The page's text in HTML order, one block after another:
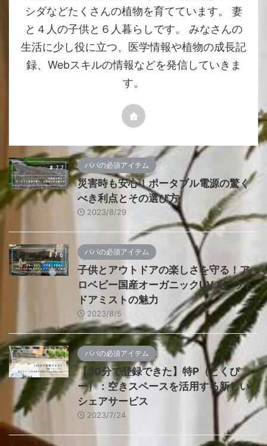
シダなどたくさんの植物を育てています。 妻
と４人の子供と６人暮らしです。 みなさんの
生活に少し役に立つ、医学情報や植物の成長記
録、Webスキルの情報などを発信していきま
す。
パパの必須アイテム
災害時も安心！ポータブル電源の驚く
べき利点とその選び方
2023/8/29
パパの必須アイテム
子供とアウトドアの楽しさを守る！ア
ロベビー国産オーガニックUV &アウト
ドアミストの魅力
2023/8/5
パパの必須アイテム
【30分で登録できた】特P（とくぴ
ー）：空きスペースを活用する新しい
シェアサービス
2023/7/24